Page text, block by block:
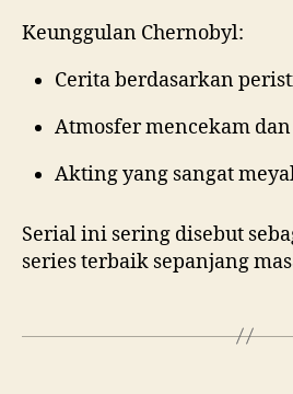
Keunggulan Chernobyl:
Cerita berdasarkan
Atmosfer mencekam
Akting yang sangat
Serial ini sering disebut
series terbaik sepanjang